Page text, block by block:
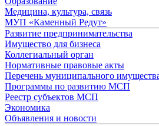
Медицина, культура, связь
МУП «Каменный Редут»
Развитие предпринимательства
Имущество для бизнеса
Коллегиальный орган
Нормативные правовые акты
Перечень муниципального
Программы по развитию МСП
Реестр субъектов МСП
Экономика
Объявления и новости